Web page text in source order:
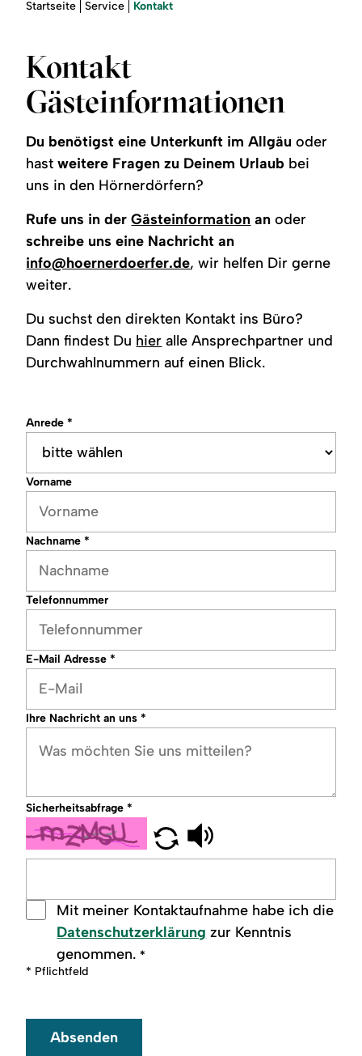
Region
Service
Sie
Startseite Service Kontakt
Kontakt
Gästeinformationen
Du benötigst eine Unterkunft im Allgäu oder
hastweitere Fragen zu Deinem Urlaub bei
uns in den Hörnerdörfern?
Rufe uns in derGästeinformation an oder
schreibe uns eine Nachricht an
info@hoernerdoerfer.de, wir helfen Dir gerne
weiter.
Du suchst den direkten Kontakt ins Büro?
Dann findest Du hier alle Ansprechpartner und
Durchwahlnummern auf einen Blick.
Anrede*
Vorname
Nachname*
Telefonnummer
E-Mail Adresse*
Ihre Nachricht an uns*
Sicherheitsabfrage*
Mit meiner Kontaktaufnahme habe ich die
Datenschutzerklärung zur Kenntnis
genommen.*
* Pflichtfeld
Absenden